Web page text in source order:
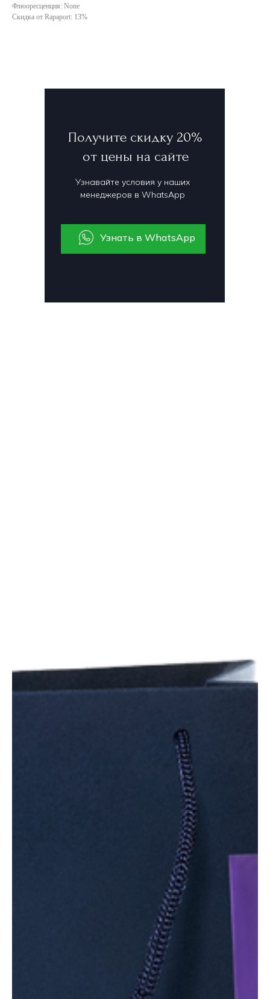
Флюоресценция: None
Скидка от Rapaport: 13%
Получите скидку 20%
от цены на сайте
Узнавайте условия у наших
менеджеров в WhatsApp
Узнать в WhatsApp